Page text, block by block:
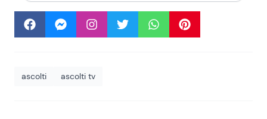
ascolti ascolti tv